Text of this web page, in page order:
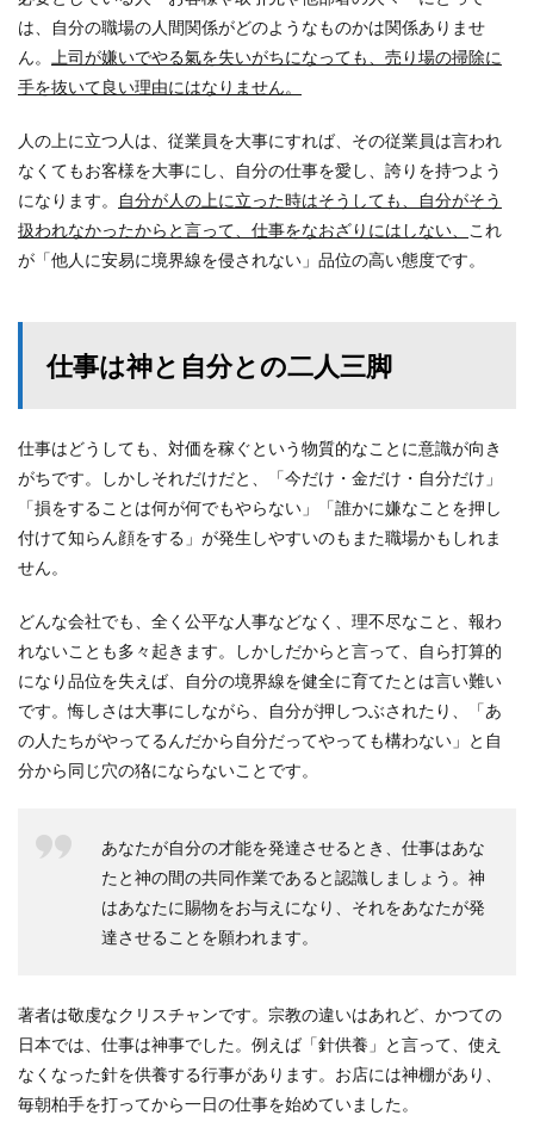
は、自分の職場の人間関係がどのようなものかは関係ありませ
ん。
上司が嫌いでやる氣を失いがちになっても、売り場の掃除に
手を抜いて良い理由にはなりません。
人の上に立つ人は、従業員を大事にすれば、その従業員は言われ
なくてもお客様を大事にし、自分の仕事を愛し、誇りを持つよう
になります。
自分が人の上に立った時はそうしても、自分がそう
扱われなかったからと言って、仕事をなおざりにはしない、
これ
が「他人に安易に境界線を侵されない」品位の高い態度です。
仕事は神と自分との二人三脚
仕事はどうしても、対価を稼ぐという物質的なことに意識が向き
がちです。しかしそれだけだと、「今だけ・金だけ・自分だけ」
「損をすることは何が何でもやらない」「誰かに嫌なことを押し
付けて知らん顔をする」が発生しやすいのもまた職場かもしれま
せん。
どんな会社でも、全く公平な人事などなく、理不尽なこと、報わ
れないことも多々起きます。しかしだからと言って、自ら打算的
になり品位を失えば、自分の境界線を健全に育てたとは言い難い
です。悔しさは大事にしながら、自分が押しつぶされたり、「あ
の人たちがやってるんだから自分だってやっても構わない」と自
分から同じ穴の狢にならないことです。
あなたが自分の才能を発達させるとき、仕事はあな
たと神の間の共同作業であると認識しましょう。神
はあなたに賜物をお与えになり、それをあなたが発
達させることを願われます。
著者は敬虔なクリスチャンです。宗教の違いはあれど、かつての
日本では、仕事は神事でした。例えば「針供養」と言って、使え
なくなった針を供養する行事があります。お店には神棚があり、
毎朝柏手を打ってから一日の仕事を始めていました。